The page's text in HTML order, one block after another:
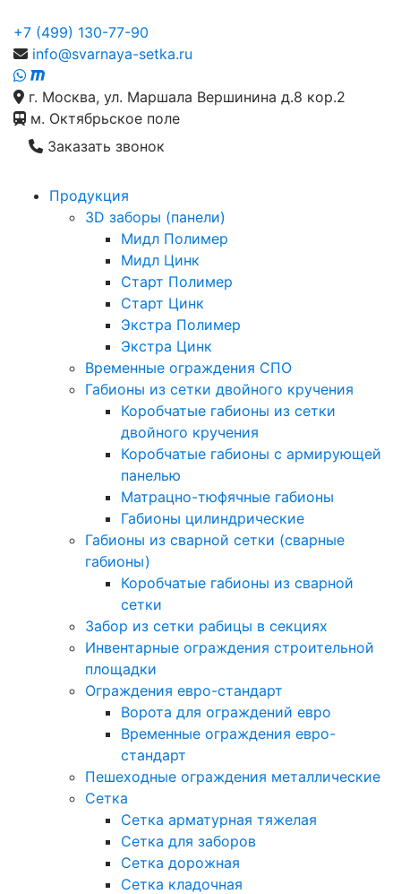
+7 (499) 130-77-90
info@svarnaya-setka.ru
г. Москва, ул. Маршала Вершинина д.8 кор.2
м. Октябрьское поле
Заказать звонок
Продукция
3D заборы (панели)
Мидл Полимер
Мидл Цинк
Старт Полимер
Старт Цинк
Экстра Полимер
Экстра Цинк
Временные ограждения СПО
Габионы из сетки двойного кручения
Коробчатые габионы из сетки
двойного кручения
Коробчатые габионы с армирующей
панелью
Матрацно-тюфячные габионы
Габионы цилиндрические
Габионы из сварной сетки (сварные
габионы)
Коробчатые габионы из сварной
сетки
Забор из сетки рабицы в секциях
Инвентарные ограждения строительной
площадки
Ограждения евро-стандарт
Ворота для ограждений евро
Временные ограждения евро-
стандарт
Пешеходные ограждения металлические
Сетка
Сетка арматурная тяжелая
Сетка для заборов
Сетка дорожная
Сетка кладочная